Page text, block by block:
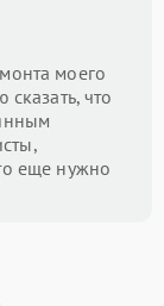
моего
что
еще нужно